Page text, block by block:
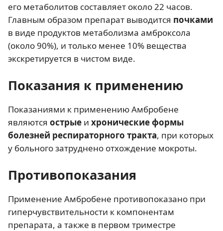
его метаболитов составляет около 22 часов.
Главным образом препарат выводится почками
в виде продуктов метаболизма амброксола
(около 90%), и только менее 10% вещества
экскретируется в чистом виде.
Показания к применению
Показаниями к применению Амбробене
являются острые и хронические формы
болезней респираторного тракта, при которых
у больного затруднено отхождение мокроты.
Противопоказания
Применение Амбробене противопоказано при
гиперчувствительности к компонентам
препарата, а также в первом триместре